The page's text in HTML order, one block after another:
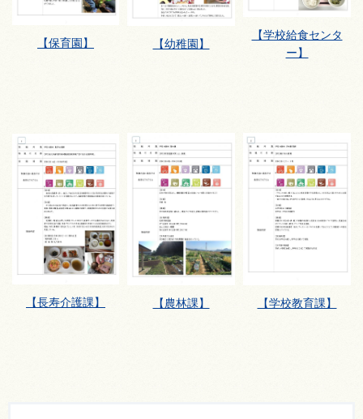
【保育園】 【幼稚園】
【学校給食センタ
ー】
【長寿介護課】 【農林課】 【学校教育課】